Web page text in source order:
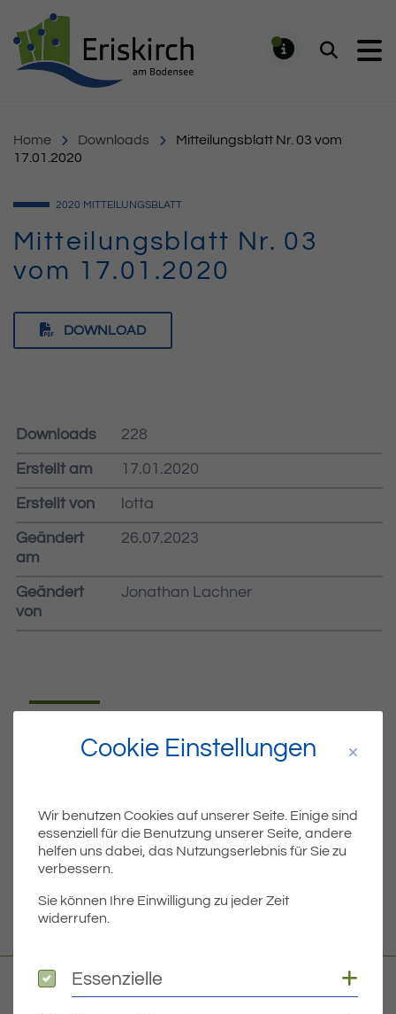
Suchen
Home Downloads
Mitteilungsblatt Nr. 03 vom
17.01.2020
2020 MITTEILUNGSBLATT
Mitteilungsblatt Nr. 03
vom 17.01.2020
DOWNLOAD
Downloads 228
Erstellt am 17.01.2020
Erstellt von lotta
Geändert
am
26.07.2023
Geändert
von
Jonathan Lachner
Dateiname MIBLA-03-2020.PDF
Dateigröße 4.22 MB
DOWNLOAD
Cookie Einstellungen
Wir benutzen Cookies auf unserer Seite. Einige sind
essenziell für die Benutzung unserer Seite, andere
helfen uns dabei, das Nutzungserlebnis für Sie zu
verbessern.
Sie können Ihre Einwilligung zu jeder Zeit
widerrufen.
Essenzielle
Essenzielle